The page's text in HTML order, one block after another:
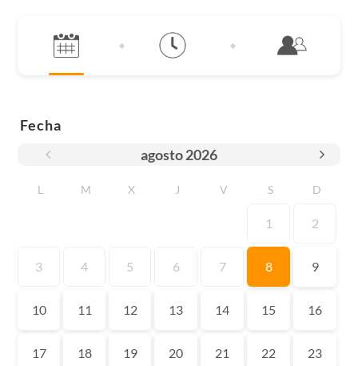
Fecha
agosto2026
L M X J V S D
1 2
3 4 5 6 7 8 9
10 11 12 13 14 15 16
17 18 19 20 21 22 23